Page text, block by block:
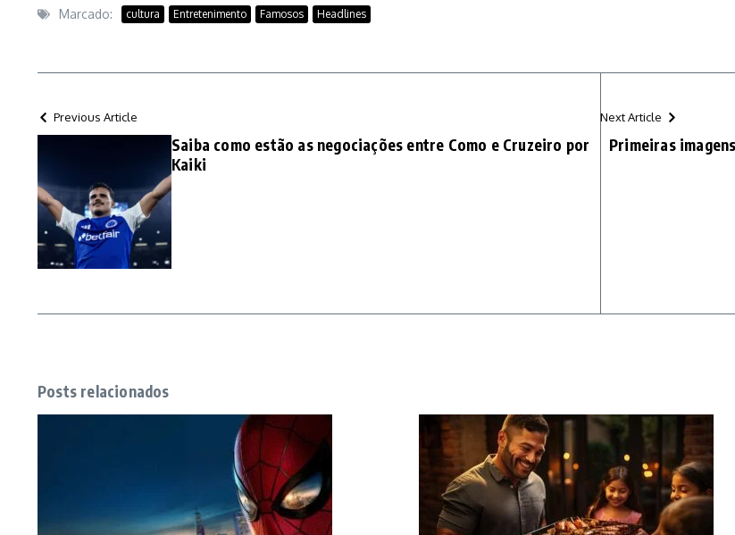
Marcado: cultura Entretenimento Famosos Headlines
Previous Article
Saiba como estão as negociações entre Como e Cruzeiro por
Kaiki
Next Article
Primeiras
Posts relacionados